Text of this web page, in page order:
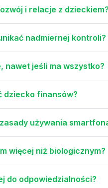
i relacje z dzieckiem?
nadmiernej kontroli?
nawet jeśli ma wszystko?
dziecko finansów?
używania
więcej niż biologicznym?
do odpowiedzialności?